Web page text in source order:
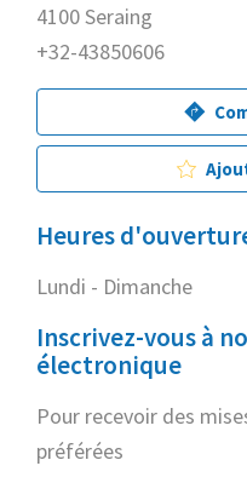
4100 Seraing
+32-43850606
Heures
Lundi - Dimanche
Inscrivez-vous à
électronique
Pour recevoir des
préférées